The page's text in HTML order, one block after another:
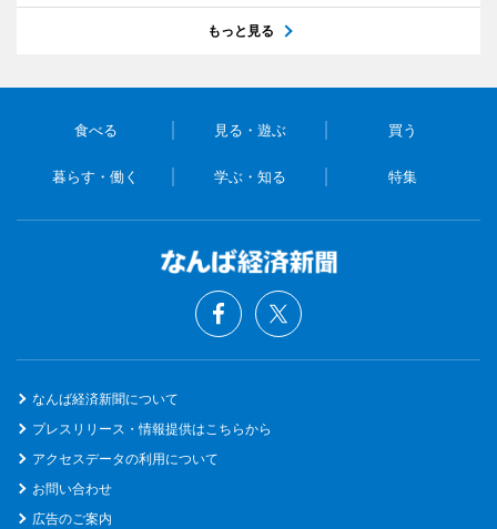
もっと見る
食べる 見る・遊ぶ 買う
暮らす・働く 学ぶ・知る 特集
なんば経済新聞について
プレスリリース・情報提供はこちらから
アクセスデータの利用について
お問い合わせ
広告のご案内